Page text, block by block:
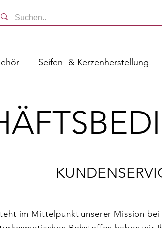
Seifen- & Kerzenherstellung
im Mittelpunkt unserer Mission